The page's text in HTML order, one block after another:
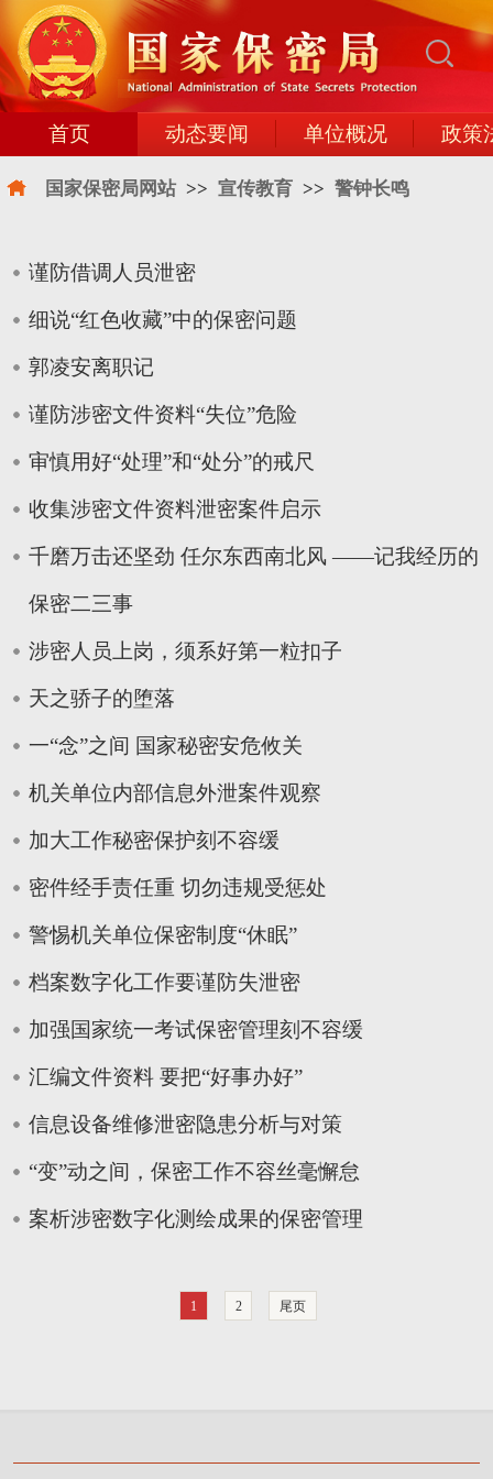
首页 动态要闻 单位概况 政策
国家保密局网站 >> 宣传教育 >> 警钟长鸣
谨防借调人员泄密
细说“红色收藏”中的保密问题
郭凌安离职记
谨防涉密文件资料“失位”危险
审慎用好“处理”和“处分”的戒尺
收集涉密文件资料泄密案件启示
千磨万击还坚劲 任尔东西南北风 ——记我经历的
保密二三事
涉密人员上岗，须系好第一粒扣子
天之骄子的堕落
一“念”之间 国家秘密安危攸关
机关单位内部信息外泄案件观察
加大工作秘密保护刻不容缓
密件经手责任重 切勿违规受惩处
警惕机关单位保密制度“休眠”
档案数字化工作要谨防失泄密
加强国家统一考试保密管理刻不容缓
汇编文件资料 要把“好事办好”
信息设备维修泄密隐患分析与对策
“变”动之间，保密工作不容丝毫懈怠
案析涉密数字化测绘成果的保密管理
1 2 尾页